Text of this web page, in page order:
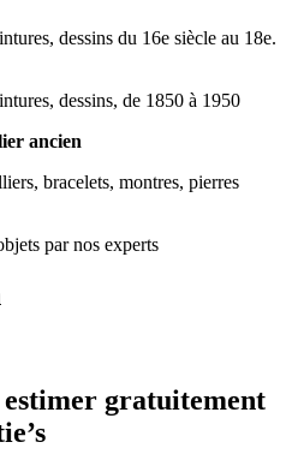
dessins du 16e siècle au 18e.
dessins, de 1850 à 1950
ancien
bracelets, montres, pierres
par nos experts
gratuitement